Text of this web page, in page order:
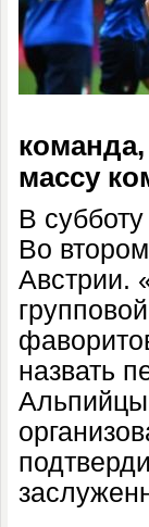
массу
В
Во
Австрии.
назвать
Альпийцы